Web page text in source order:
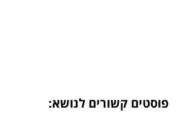
פוסטים קשורים לנושא: